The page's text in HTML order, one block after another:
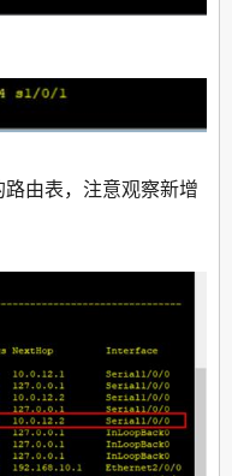
由表，注意观察新增